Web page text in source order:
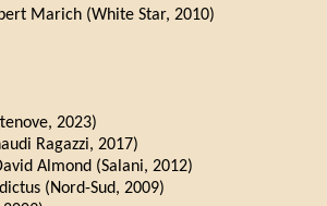
Marich (White Star, 2010)
2023)
Ragazzi, 2017)
Almond (Salani, 2012)
(Nord-Sud, 2009)